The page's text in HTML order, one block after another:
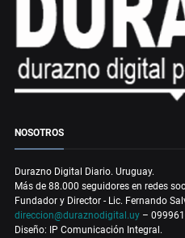
NOSOTROS
Durazno Digital Diario. Uruguay.
Más de 88.000 seguidores en redes
Fundador y Director - Lic. Fernando
direccion@duraznodigital.uy –
Diseño: IP Comunicación Integral.